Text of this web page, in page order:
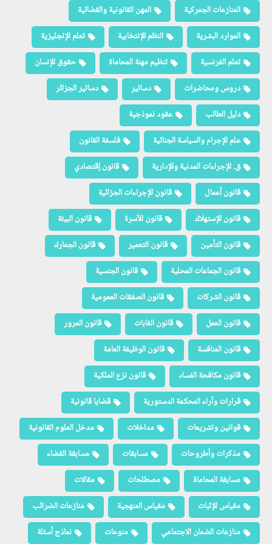
المنازعات الجمركية
المهن القانونية والقضائية
الموارد البشرية
النظم الإنتخابية
تعلم الإنجليزية
تعلم الفرنسية
تنظيم مهنة المحاماة
حقوق الإنسان
دروس ومحاضرات
دساتير
دساتير الجزائر
دليل الطالب
عقود نموذجية
علم الإجرام والسياسة الجنائية
فلسفة القانون
ق. الإجراءات المدنية والإدارية
قانون إقتصادي
قانون أعمال
قانون الإجراءات الجزائية
قانون الإستهلاك
قانون الأسرة
قانون البيئة
قانون التأمين
قانون التعمير
قانون الجمارك
قانون الجماعات المحلية
قانون الجنسية
قانون الشركات
قانون الصفقات العمومية
قانون العمل
قانون الغابات
قانون المرور
قانون المنافسة
قانون الوظيفة العامة
قانون مكافحة الفساد
قانون نزع الملكية
قرارات وآراء المحكمة الدستورية
قضايا قانونية
قوانين وتشريعات
مداخلات
مدخل العلوم القانونية
مذكرات وأطروحات
مسابقات
مسابقة القضاء
مسابقة المحاماة
مصطلحات
مقالات
مقياس الإثبات
مقياس المنهجية
منازعات الضرائب
منازعات الضمان الاجتماعي
منوعات
نماذج أسئلة